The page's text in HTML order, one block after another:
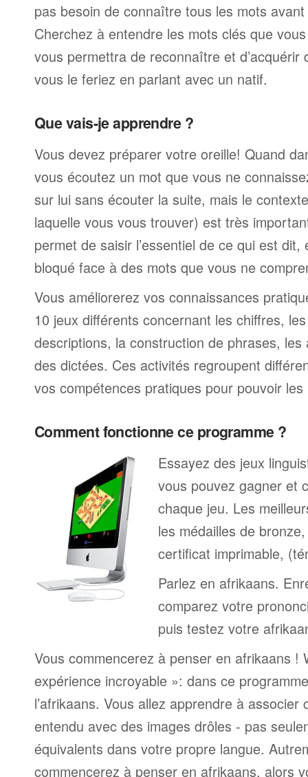
pas besoin de connaître tous les mots
Cherchez à entendre les mots clés que
vous permettra de reconnaître et d’acquérir
vous le feriez en parlant avec un natif.
Que vais-je apprendre ?
Vous devez préparer votre oreille! Quand
vous écoutez un mot que vous ne
sur lui sans écouter la suite, mais le
laquelle vous vous trouver) est très
permet de saisir l’essentiel de ce qui est
bloqué face à des mots que vous ne
Vous améliorerez vos connaissances
10 jeux différents concernant les chiffres,
descriptions, la construction de phrases,
des dictées. Ces activités regroupent
vos compétences pratiques pour pouvoir
Comment fonctionne ce programme ?
Essayez des jeux
vous pouvez gagner et
chaque jeu. Les
les médailles de
certificat imprimable,
Parlez en afrikaans.
comparez votre
puis testez votre
Vous commencerez à penser en afrikaans !
expérience incroyable »: dans ce
l’afrikaans. Vous allez apprendre à associer
entendu avec des images drôles - pas
équivalents dans votre propre langue.
commencerez à penser en afrikaans, alors